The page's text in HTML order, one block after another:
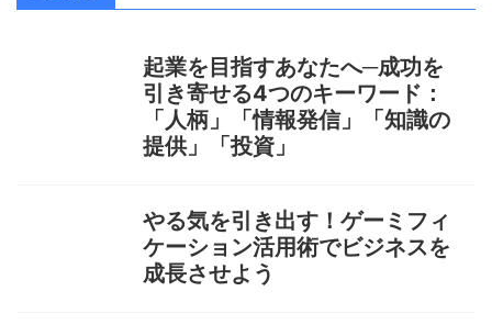
起業を目指すあなたへ─成功を
引き寄せる4つのキーワード：
「人柄」「情報発信」「知識の
提供」「投資」
やる気を引き出す！ゲーミフィ
ケーション活用術でビジネスを
成長させよう